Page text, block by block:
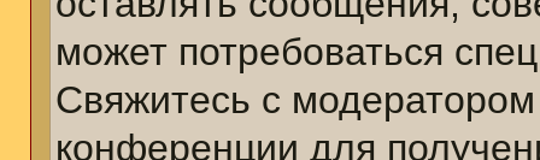
может потребоваться
Свяжитесь с
конференции для